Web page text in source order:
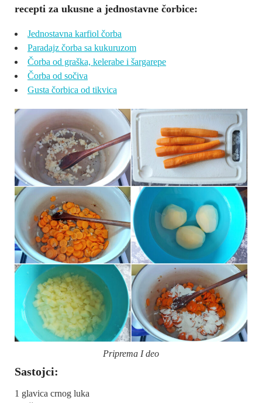
recepti za ukusne a jednostavne čorbice:
Jednostavna karfiol čorba
Paradajz čorba sa kukuruzom
Čorba od graška, kelerabe i šargarepe
Čorba od sočiva
Gusta čorbica od tikvica
Priprema I deo
Sastojci:
1 glavica crnog luka